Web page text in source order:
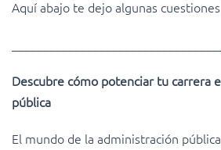
Aquí abajo te dejo algunas
Descubre cómo potenciar tu carrera
pública
El mundo de la administración